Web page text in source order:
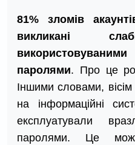
81% зломів
викликані
паролями. Про це
Іншими словами,
на інформаційні
експлуатували
паролями. Це